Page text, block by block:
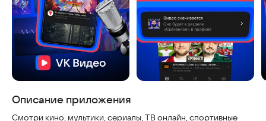
Описание приложения
Смотри кино, мультики, сериалы, ТВ онлайн, спортивные